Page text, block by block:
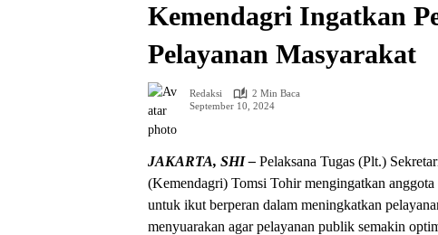
Kemendagri Ingatkan
Pelayanan Masyarakat
Redaksi
2 Min Baca
September 10, 2024
JAKARTA, SHI – Pelaksana Tugas (Plt.)
(Kemendagri) Tomsi Tohir mengingatkan
untuk ikut berperan dalam meningkatkan
menyuarakan agar pelayanan publik semakin